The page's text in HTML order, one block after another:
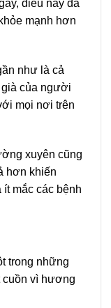
điều này đã
mạnh hơn
như là cả
của người
mọi nơi trên
xuyên cũng
hơn khiến
mắc các bệnh
trong những
cuồn vì hương